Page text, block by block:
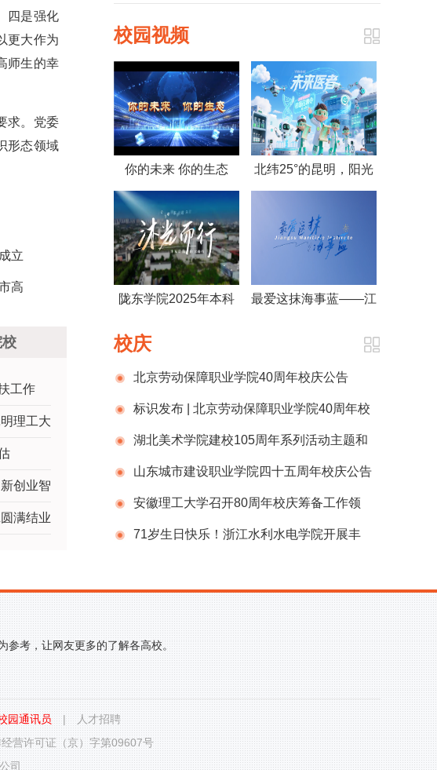
四是强化
更大作为
师生的幸
求。党委
形态领域
立
高
校
工作
理工大
创业智
满结业
校园视频
你的未来 你的生态
——湖北生态工程职业
技术学院2025生态宣
传片
北纬25°的昆明，阳光
者，医路启航——《未
来医者》2025云南医
荣耀启幕
陇东学院2025年本科
行》正式发布！
最爱这抹海事蓝——江
校庆
北京劳动保障职业学院40周年校庆公告
（第一号）
标识发布 | 北京劳动保障职业学院40周年校
庆标识揭晓！
湖北美术学院建校105周年系列活动主题和
视觉形象发布
山东城市建设职业学院四十五周年校庆公告
（第1号）
安徽理工大学召开80周年校庆筹备工作领
导组办公室会议
71岁生日快乐！浙江水利水电学院开展丰
参考，让网友更多的了解各高校。
园通讯员 |
人才招聘
营许可证（京）字第09607号
司